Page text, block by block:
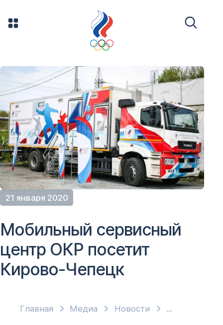
21 января 2020
Главная Медиа Новости
Мобильный сервисный
центр ОКР посетит
Кирово-Чепецк